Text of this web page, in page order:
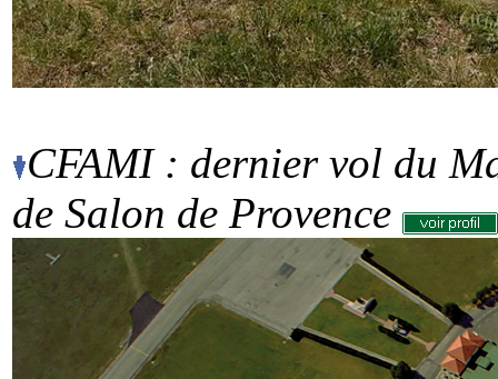
CFAMI : dernier vol du
de Salon de Provence